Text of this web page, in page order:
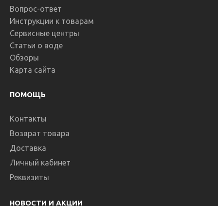
Вопрос-ответ
Инструкции к товарам
Сервисные центры
Статьи о воде
Обзоры
Карта сайта
ПОМОЩЬ
Контакты
Возврат товара
Доставка
Личный кабинет
Реквизиты
НОВОСТИ И АКЦИИ